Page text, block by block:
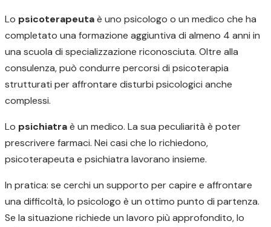
Lo psicoterapeutaè uno psicologo o un medico che ha
completato una formazione aggiuntiva di almeno 4 anni in
una scuola di specializzazione riconosciuta. Oltre alla
consulenza, può condurre percorsi di psicoterapia
strutturati per affrontare disturbi psicologici anche
complessi.
Lo psichiatraè un medico. La sua peculiarità è poter
prescrivere farmaci. Nei casi che lo richiedono,
psicoterapeuta e psichiatra lavorano insieme.
In pratica: se cerchi un supporto per capire e affrontare
una difficoltà, lo psicologo è un ottimo punto di partenza.
Se la situazione richiede un lavoro più approfondito, lo